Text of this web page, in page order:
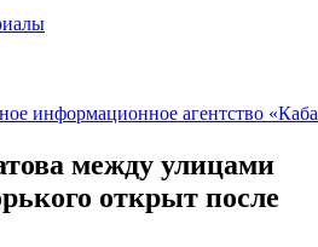
между улицами
открыт после